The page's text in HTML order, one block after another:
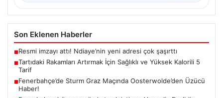
Son Eklenen Haberler
■Resmi imzayı attı! Ndiaye’nin yeni adresi çok şaşırttı
■Tartıdaki Rakamları Artırmak İçin Sağlıklı ve Yüksek Kalorili 5
Tarif
■Fenerbahçe’de Sturm Graz Maçında Oosterwolde’den Üzücü
Haber!